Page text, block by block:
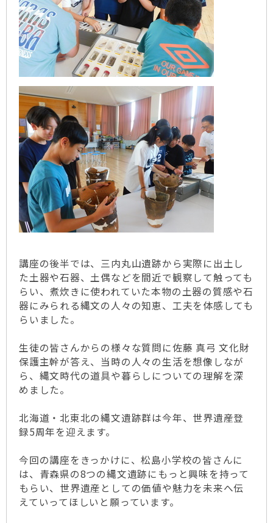
講座の後半では、三内丸山遺跡から実際に出土し
た土器や石器、土偶などを間近で観察して触っても
らい、煮炊きに使われていた本物の土器の質感や石
器にみられる縄文の人々の知恵、工夫を体感しても
らいました。
生徒の皆さんからの様々な質問に佐藤 真弓 文化財
保護主幹が答え、当時の人々の生活を想像しなが
ら、縄文時代の道具や暮らしについての理解を深
めました。
北海道・北東北の縄文遺跡群は今年、世界遺産登
録5周年を迎えます。
今回の講座をきっかけに、松島小学校の皆さんに
は、青森県の8つの縄文遺跡にもっと興味を持って
もらい、世界遺産としての価値や魅力を未来へ伝
えていってほしいと願っています。